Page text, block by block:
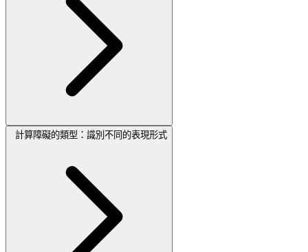
計算障礙的類型：識別不同的表現形式